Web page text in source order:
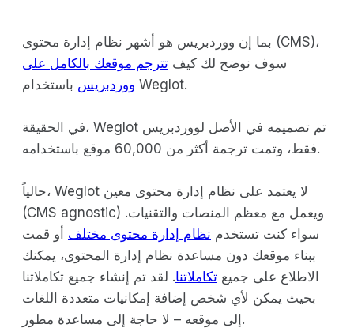
بما إن ووردبريس هو أشهر نظام إدارة محتوى (CMS)،
سوف نوضح لك كيف تترجم موقعك بالكامل على
ووردبريس باستخدام Weglot.
في الحقيقة، Weglot تم تصميمه في الأصل لووردبريس
فقط، وتمت ترجمة أكثر من 60,000 موقع باستخدامه.
حالياً، Weglot لا يعتمد على نظام إدارة محتوى معين
(CMS agnostic) ويعمل مع معظم المنصات والتقنيات.
سواء كنت تستخدم نظام إدارة محتوى مختلف أو قمت
ببناء موقعك دون مساعدة نظام إدارة المحتوى، يمكنك
الاطلاع على جميع تكاملاتنا. لقد تم إنشاء جميع تكاملاتنا
بحيث يمكن لأي شخص إضافة إمكانيات متعددة اللغات
إلى موقعه – لا حاجة إلى مساعدة مطور.